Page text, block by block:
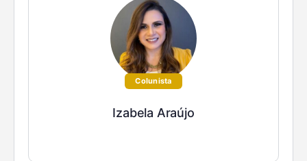
Colunista
Izabela Araújo